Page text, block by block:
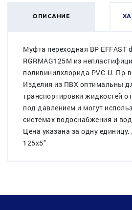
ОПИСАНИЕ
Муфта переходная ВР EFFAST
RGRMAG125M из
поливинилхлорида PVC-U. Пр-
Изделия из ПВХ оптимальны
транспортировки жидкостей
под давлением и могут
системах водоснабжения и
Цена указана за одну
125x5"